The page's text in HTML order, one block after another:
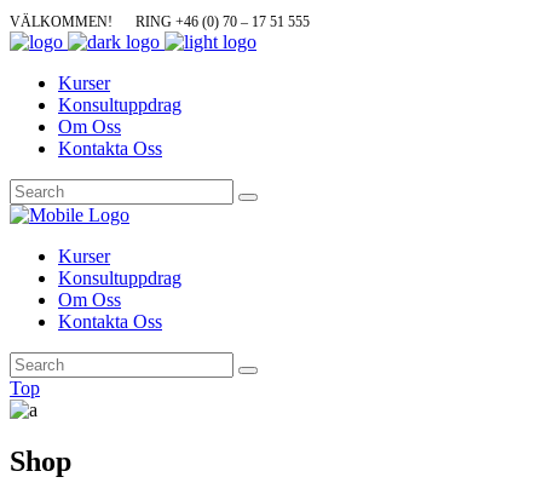
VÄLKOMMEN! RING +46 (0) 70 – 17 51 555
Kurser
Konsultuppdrag
Om Oss
Kontakta Oss
Kurser
Konsultuppdrag
Om Oss
Kontakta Oss
Top
Shop